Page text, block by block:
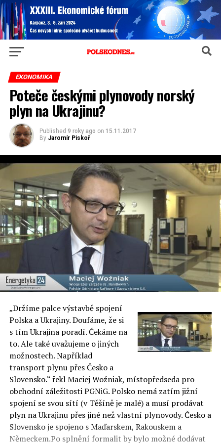
EKONOMIKA
Poteče českými plynovody norský
plyn na Ukrajinu?
Published 9 roky ago on 15.11.2017
By Jaromír Piskoř
„Držíme palce výstavbě spojení
Polska a Ukrajiny. Doufáme, že si
s tím Ukrajina poradí. Čekáme na
to. Ale také uvažujeme o jiných
možnostech. Například
transport plynu přes Česko a
Slovensko.“ řekl Maciej Woźniak, místopředseda pro
obchodní záležitosti PGNiG. Polsko nemá zatím jižní
spojení se svou sítí (v Těšíně je malé) a musí prodávat
plyn na Ukrajinu přes jiné než vlastní plynovody. Česko a
Slovensko je spojeno s Maďarskem, Rakouskem a
Německem.Po splnění formalit by bylo možné dodávat